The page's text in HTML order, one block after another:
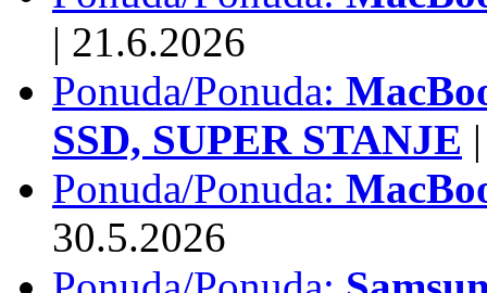
| 21.6.2026
Ponuda/Ponuda:
SSD, SUPER STANJE |
Ponuda/Ponuda:
30.5.2026